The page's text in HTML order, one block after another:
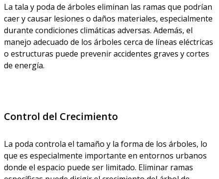
La tala y poda de árboles eliminan las ramas que podrían
caer y causar lesiones o daños materiales, especialmente
durante condiciones climáticas adversas. Además, el
manejo adecuado de los árboles cerca de líneas eléctricas
o estructuras puede prevenir accidentes graves y cortes
de energía.
Control del Crecimiento
La poda controla el tamaño y la forma de los árboles, lo
que es especialmente importante en entornos urbanos
donde el espacio puede ser limitado. Eliminar ramas